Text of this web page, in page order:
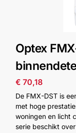
Branddetectie
Merken
Optex
€ 70,18
De FMX-DST is
met hoge
woningen en licht
serie beschikt